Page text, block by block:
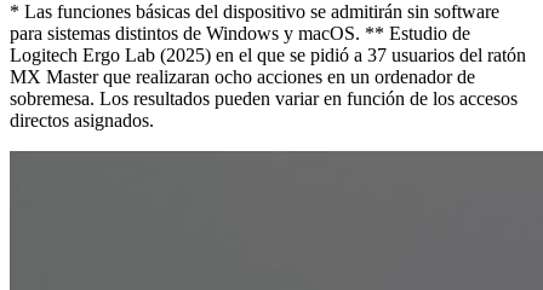
* Las funciones básicas del dispositivo se admitirán sin software
para sistemas distintos de Windows y macOS. ** Estudio de
Logitech Ergo Lab (2025) en el que se pidió a 37 usuarios del ratón
MX Master que realizaran ocho acciones en un ordenador de
sobremesa. Los resultados pueden variar en función de los accesos
directos asignados.